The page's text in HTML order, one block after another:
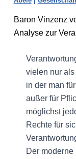
Baron Vinzenz
Analyse zur
vielen nur
in der man
außer für
möglichst
Rechte für
Der